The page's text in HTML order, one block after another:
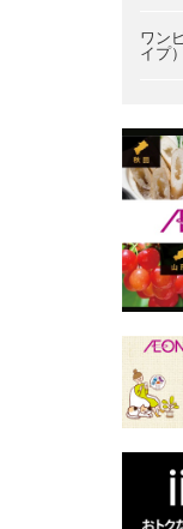
ワン
イプ）
※写真はイ